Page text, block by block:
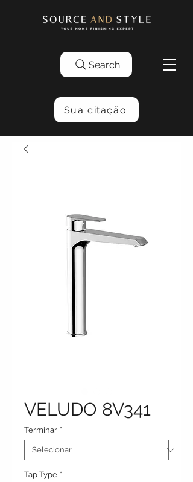
Search
Sua citação
VELUDO 8V341
Terminar *
Tap Type *